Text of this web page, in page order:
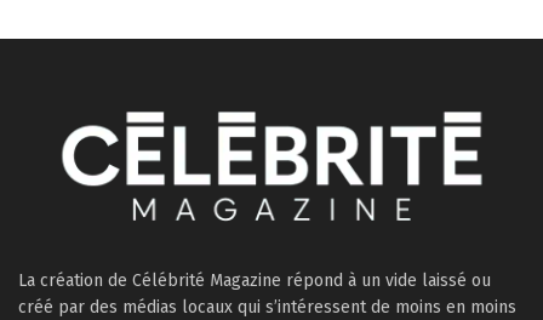
La création de Célébrité Magazine répond à un vide laissé ou
créé par des médias locaux qui s’intéressent de moins en moins